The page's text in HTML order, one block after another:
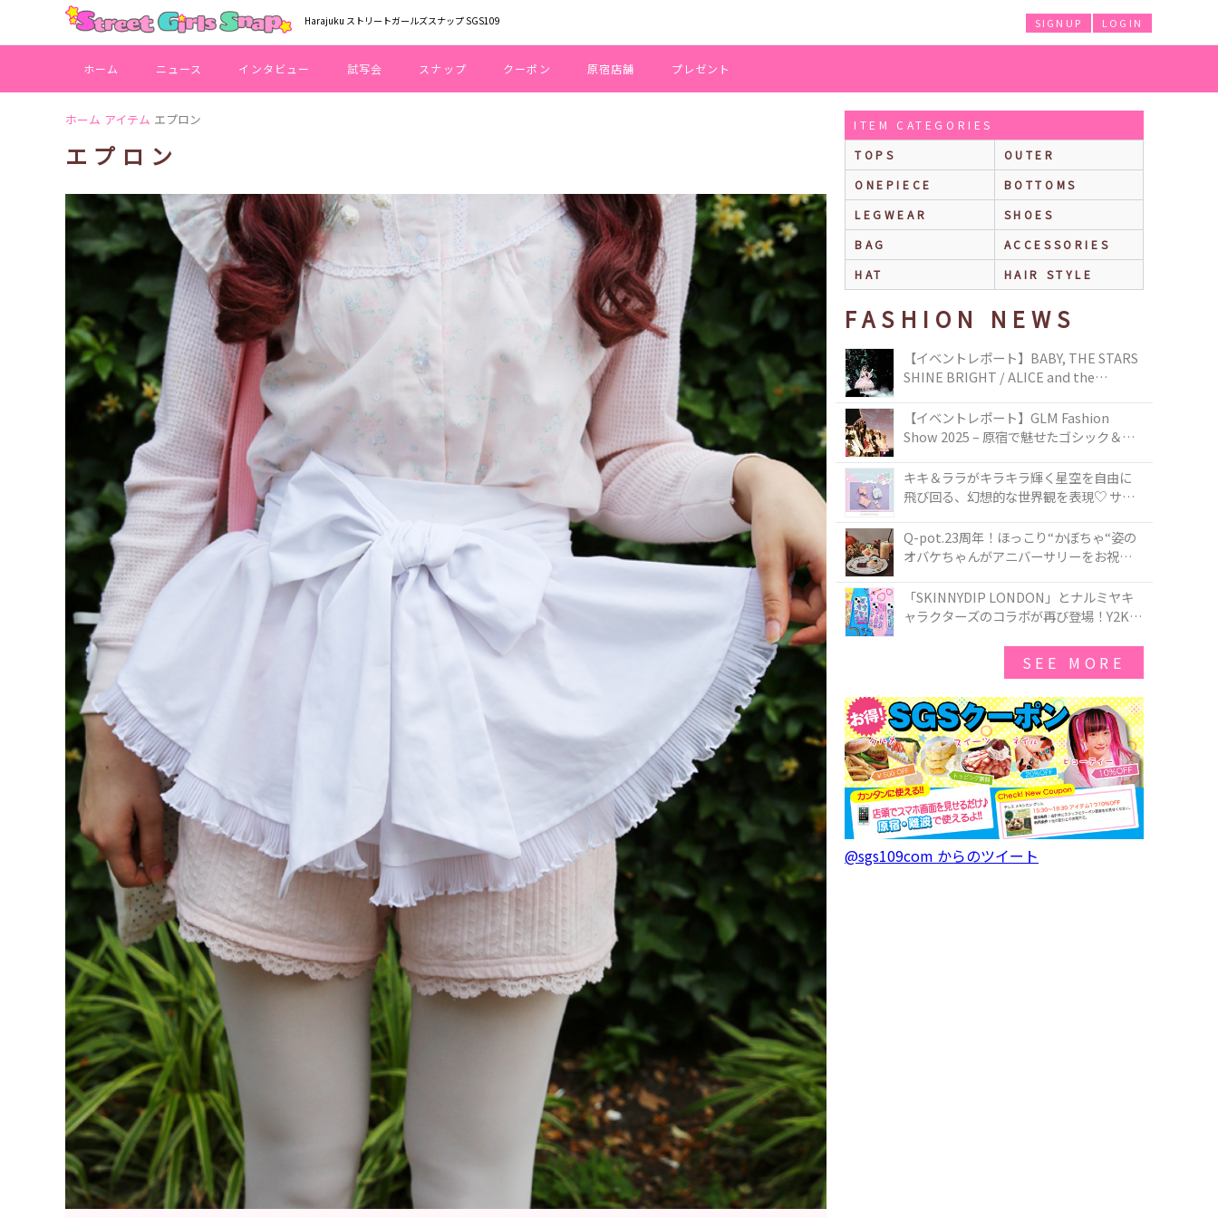
Harajuku ストリートガールズスナップ SGS109 LOGIN
SIGNUP
ホーム ニュース インタビュー 試写会 スナップ クーポン 原宿店舗 プレゼント
ホーム アイテム エプロン
エプロン
ITEM CATEGORIES
TOPS
OUTER
ONEPIECE
BOTTOMS
LEGWEAR
SHOES
BAG
ACCESSORIES
HAT
HAIR STYLE
FASHION NEWS
【イベントレポート】BABY, THE STARS
SHINE BRIGHT / ALICE and the
TOKYO
【イベントレポート】GLM Fashion
Show 2025 – 原宿で魅せたゴシック＆ロ
キキ＆ララがキラキラ輝く星空を自由に
飛び回る、幻想的な世界観を表現♡ サマ
50周年アニバーサリーイヤー』を記念し
たコレクションが登場
Q-pot.23周年！ほっこり“かぼちゃ“姿の
オバケちゃんがアニバーサリーをお祝い
ー」が新発売！Q-pot CAFE.では「かぼち
ゃのオバケーキプレート」も登場
「SKINNYDIP LONDON」とナルミヤキ
ャラクターズのコラボが再び登場！Y2Kム
SEE MORE
@sgs109com からのツイート